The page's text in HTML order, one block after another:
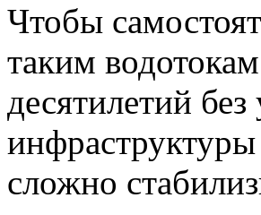
Чтобы
таким
десятилетий
сложно